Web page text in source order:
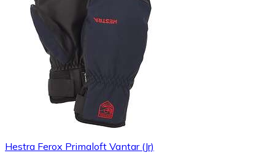
Hestra Ferox Primaloft Vantar (Jr)